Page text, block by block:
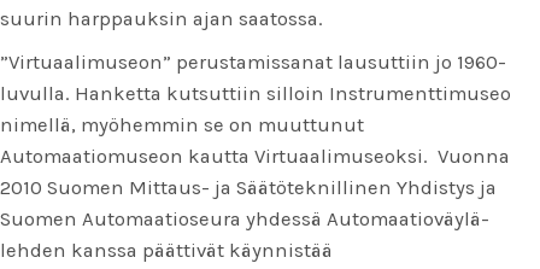
suurin harppauksin ajan saatossa.
”Virtuaalimuseon” perustamissanat lausuttiin jo 1960-
luvulla. Hanketta kutsuttiin silloin Instrumenttimuseo
nimellä, myöhemmin se on muuttunut
Automaatiomuseon kautta Virtuaalimuseoksi. Vuonna
2010 Suomen Mittaus- ja Säätöteknillinen Yhdistys ja
Suomen Automaatioseura yhdessä Automaatioväylä-
lehden kanssa päättivät käynnistää